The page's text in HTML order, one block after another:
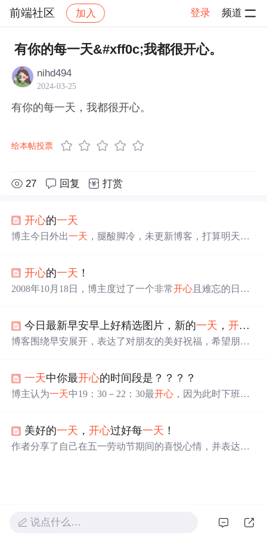
前端社区 加入 登录 频道
社区 前端社区 感慨 帖子详情
有你的每一天&#xff0c;我都很开心。
nihd494
2024-03-25
有你的每一天，我都很开心。
给本帖投票
27 回复 打赏
开心的一天
博主今日外出一天 ，腿酸脚冷，未更新博客，打算明天继
开心的一天 ！
2008年10月18日，博主度过了一个非常开心 且难忘的日
美好的时光。
今日最新早安早上好精选图片，新的一天 ，开心
博客围绕早安展开，表达了对朋友的美好祝福，希望朋友
幸福安康。
一天中你最开心的时间段是？？？？
博主认为一天中19：30－22：30最开心 ，因为此时下班
美好的一天 ，开心过好每一天 ！
作者分享了自己在五一劳动节期间的喜悦心情，并表达了
说点什么…